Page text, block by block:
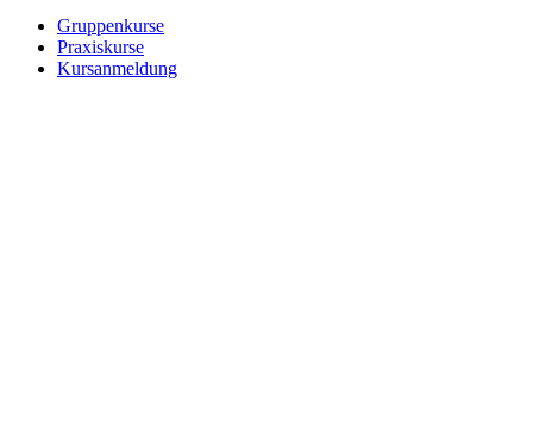
Gruppenkurse
Praxiskurse
Kursanmeldung